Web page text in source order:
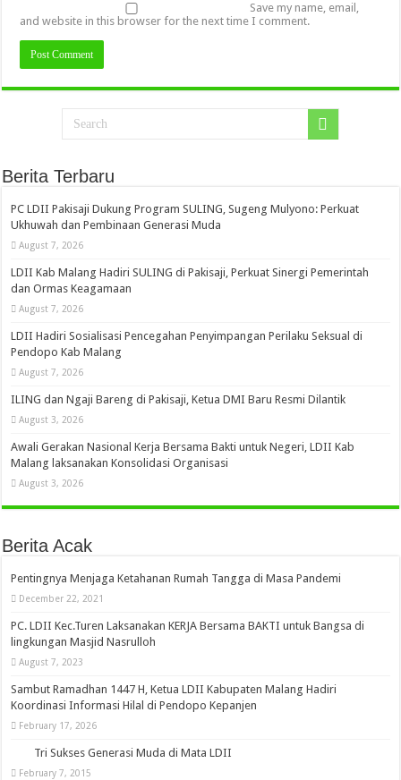
Save my name, email,
and website in this browser for the next time I comment.
Berita Terbaru
PC LDII Pakisaji Dukung Program SULING, Sugeng Mulyono: Perkuat
Ukhuwah dan Pembinaan Generasi Muda
August 7, 2026
LDII Kab Malang Hadiri SULING di Pakisaji, Perkuat Sinergi Pemerintah
dan Ormas Keagamaan
August 7, 2026
LDII Hadiri Sosialisasi Pencegahan Penyimpangan Perilaku Seksual di
Pendopo Kab Malang
August 7, 2026
ILING dan Ngaji Bareng di Pakisaji, Ketua DMI Baru Resmi Dilantik
August 3, 2026
Awali Gerakan Nasional Kerja Bersama Bakti untuk Negeri, LDII Kab
Malang laksanakan Konsolidasi Organisasi
August 3, 2026
Berita Acak
Pentingnya Menjaga Ketahanan Rumah Tangga di Masa Pandemi
December 22, 2021
PC. LDII Kec.Turen Laksanakan KERJA Bersama BAKTI untuk Bangsa di
lingkungan Masjid Nasrulloh
August 7, 2023
Sambut Ramadhan 1447 H, Ketua LDII Kabupaten Malang Hadiri
Koordinasi Informasi Hilal di Pendopo Kepanjen
February 17, 2026
Tri Sukses Generasi Muda di Mata LDII
February 7, 2015